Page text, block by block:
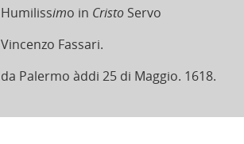
Humilissimo in Cristo Servo
Vincenzo Fassari.
da Palermo àddi 25 di Maggio. 1618.